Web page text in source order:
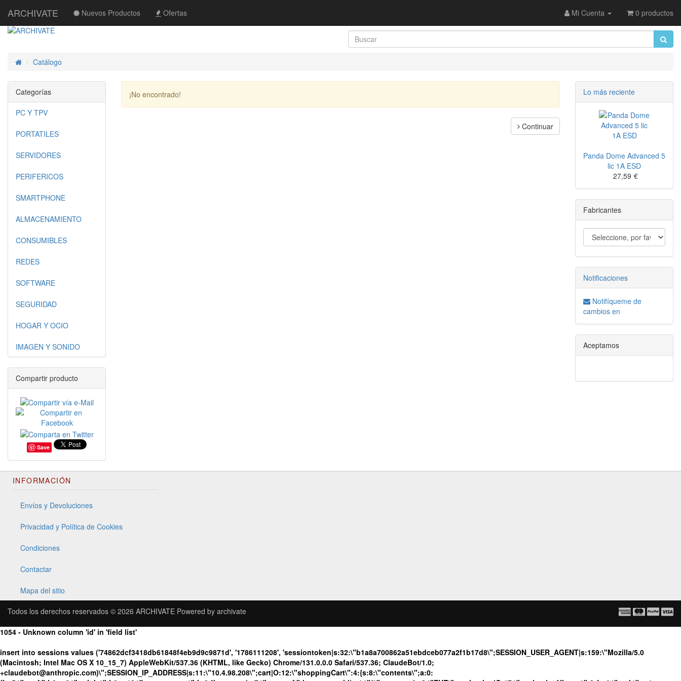
ARCHIVATE Nuevos Productos Ofertas Mi Cuenta 0 productos
InicioCatálogo
¡No encontrado!
Continuar
Categorías
PC Y TPV
PORTATILES
SERVIDORES
PERIFERICOS
SMARTPHONE
ALMACENAMIENTO
CONSUMIBLES
REDES
SOFTWARE
SEGURIDAD
HOGAR Y OCIO
IMAGEN Y SONIDO
Compartir producto
Save
Lo más reciente
Panda Dome Advanced 5
lic 1A ESD
27,59 €
Fabricantes
Notificaciones
Notifíqueme de
cambios en
Aceptamos
INFORMACIÓN
Envíos y Devoluciones
Privacidad y Política de Cookies
Condiciones
Contactar
Mapa del sitio
Todos los derechos reservados © 2026 ARCHIVATE Powered by archivate
1054 - Unknown column 'id' in 'field list'
insert into sessions values ('74862dcf3418db61848f4eb9d9c9871d', '1786111208', 'sessiontoken|s:32:\"b1a8a700862a51ebdceb077a2f1b17d8\";SESSION_USER_AGENT|s:159:\"Mozilla/5.0
(Macintosh; Intel Mac OS X 10_15_7) AppleWebKit/537.36 (KHTML, like Gecko) Chrome/131.0.0.0 Safari/537.36; ClaudeBot/1.0;
+claudebot@anthropic.com)\";SESSION_IP_ADDRESS|s:11:\"10.4.98.208\";cart|O:12:\"shoppingCart\":4:{s:8:\"contents\";a:0: